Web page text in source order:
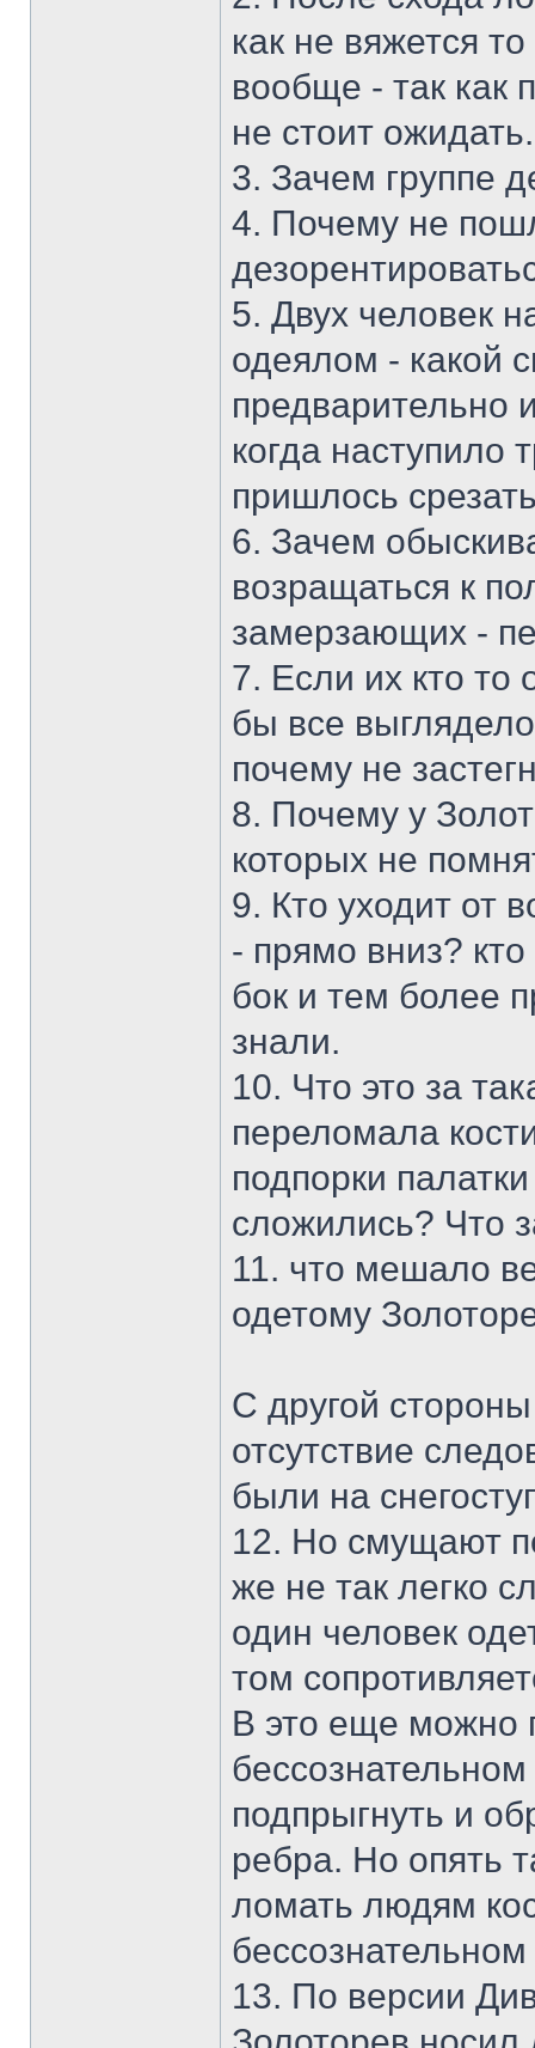
как не вяжется
вообще - так как
не стоит ожидать.
3. Зачем группе
4. Почему не
5. Двух человек
одеялом - какой
предварительно
когда наступило
пришлось
6. Зачем
возращаться к
замерзающих -
7. Если их кто то
бы все
почему не
8. Почему у
которых не
9. Кто уходит от
- прямо вниз?
бок и тем более
знали.
10. Что это за
переломала
подпорки
сложились? Что
11. что мешало
одетому
С другой
отсутствие
были на
12. Но смущают
же не так легко
один человек
том
В это еще можно
подпрыгнуть и
ребра. Но опять
ломать людям
13. По версии